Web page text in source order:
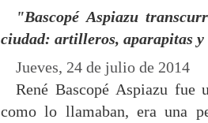
"Bascopé Aspiazu
ciudad: artilleros, aparapitas y
Jueves, 24 de julio de 2014
René Bascopé Aspiazu
como lo llamaban, era una